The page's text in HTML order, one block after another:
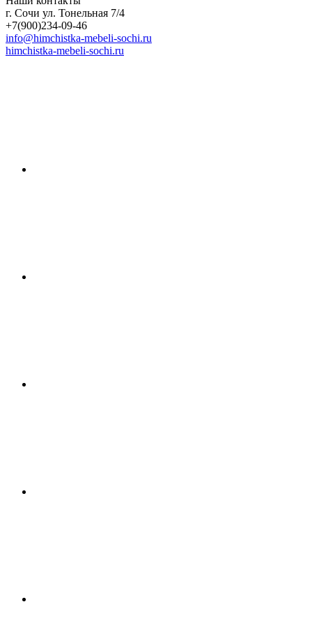
г. Сочи ул. Тонельная 7/4
+7(900)234-09-46
info@himchistka-mebeli-sochi.ru
himchistka-mebeli-sochi.ru